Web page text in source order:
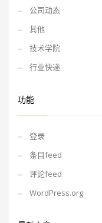
公司动态
其他
技术学院
行业快递
功能
登录
条目feed
评论feed
WordPress.org